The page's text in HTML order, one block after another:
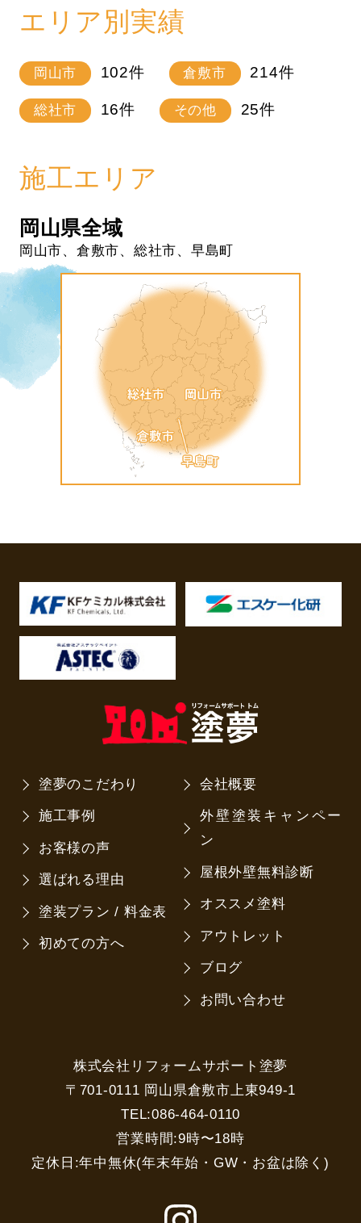
エリア別実績
岡山市 102件 倉敷市 214件
総社市 16件 その他 25件
施工エリア
岡山県全域
岡山市、倉敷市、総社市、早島町
塗夢のこだわり
施工事例
お客様の声
選ばれる理由
塗装プラン / 料金表
初めての方へ
会社概要
外壁塗装キャンペー
ン
屋根外壁無料診断
オススメ塗料
アウトレット
ブログ
お問い合わせ
株式会社リフォームサポート塗夢
〒701-0111 岡山県倉敷市上東949-1
TEL:086-464-0110
営業時間:9時〜18時
定休日:年中無休(年末年始・GW・お盆は除く)